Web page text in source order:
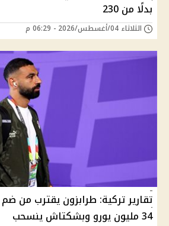
بدلًا من 230
الثلاثاء 04/أغسطس/2026 - 06:29 م
تقارير تركية: طرابزون يقترب من
34 مليون يورو وبشكتاش ينسحب